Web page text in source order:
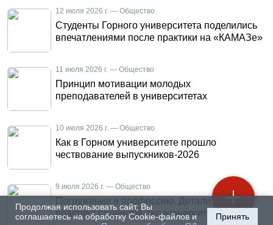
Продолжая использовать сайт, Вы
соглашаетесь на обработку Cookie-файлов и
Принять
12 июля 2026 г. — Общество
Студенты Горного университета поделились
впечатлениями после практики на «КАМАЗе»
11 июля 2026 г. — Общество
Принцип мотивации молодых
преподавателей в университетах
10 июля 2026 г. — Общество
Как в Горном университете прошло
чествование выпускников-2026
9 июля 2026 г. — Общество
Погружение в профессию. Детали летней
практики студентов-теплоэнергетиков